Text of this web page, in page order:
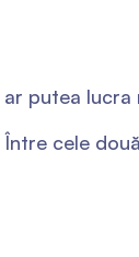
putea lucra
cele